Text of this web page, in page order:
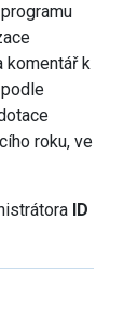
komentář k
roku, ve
ID